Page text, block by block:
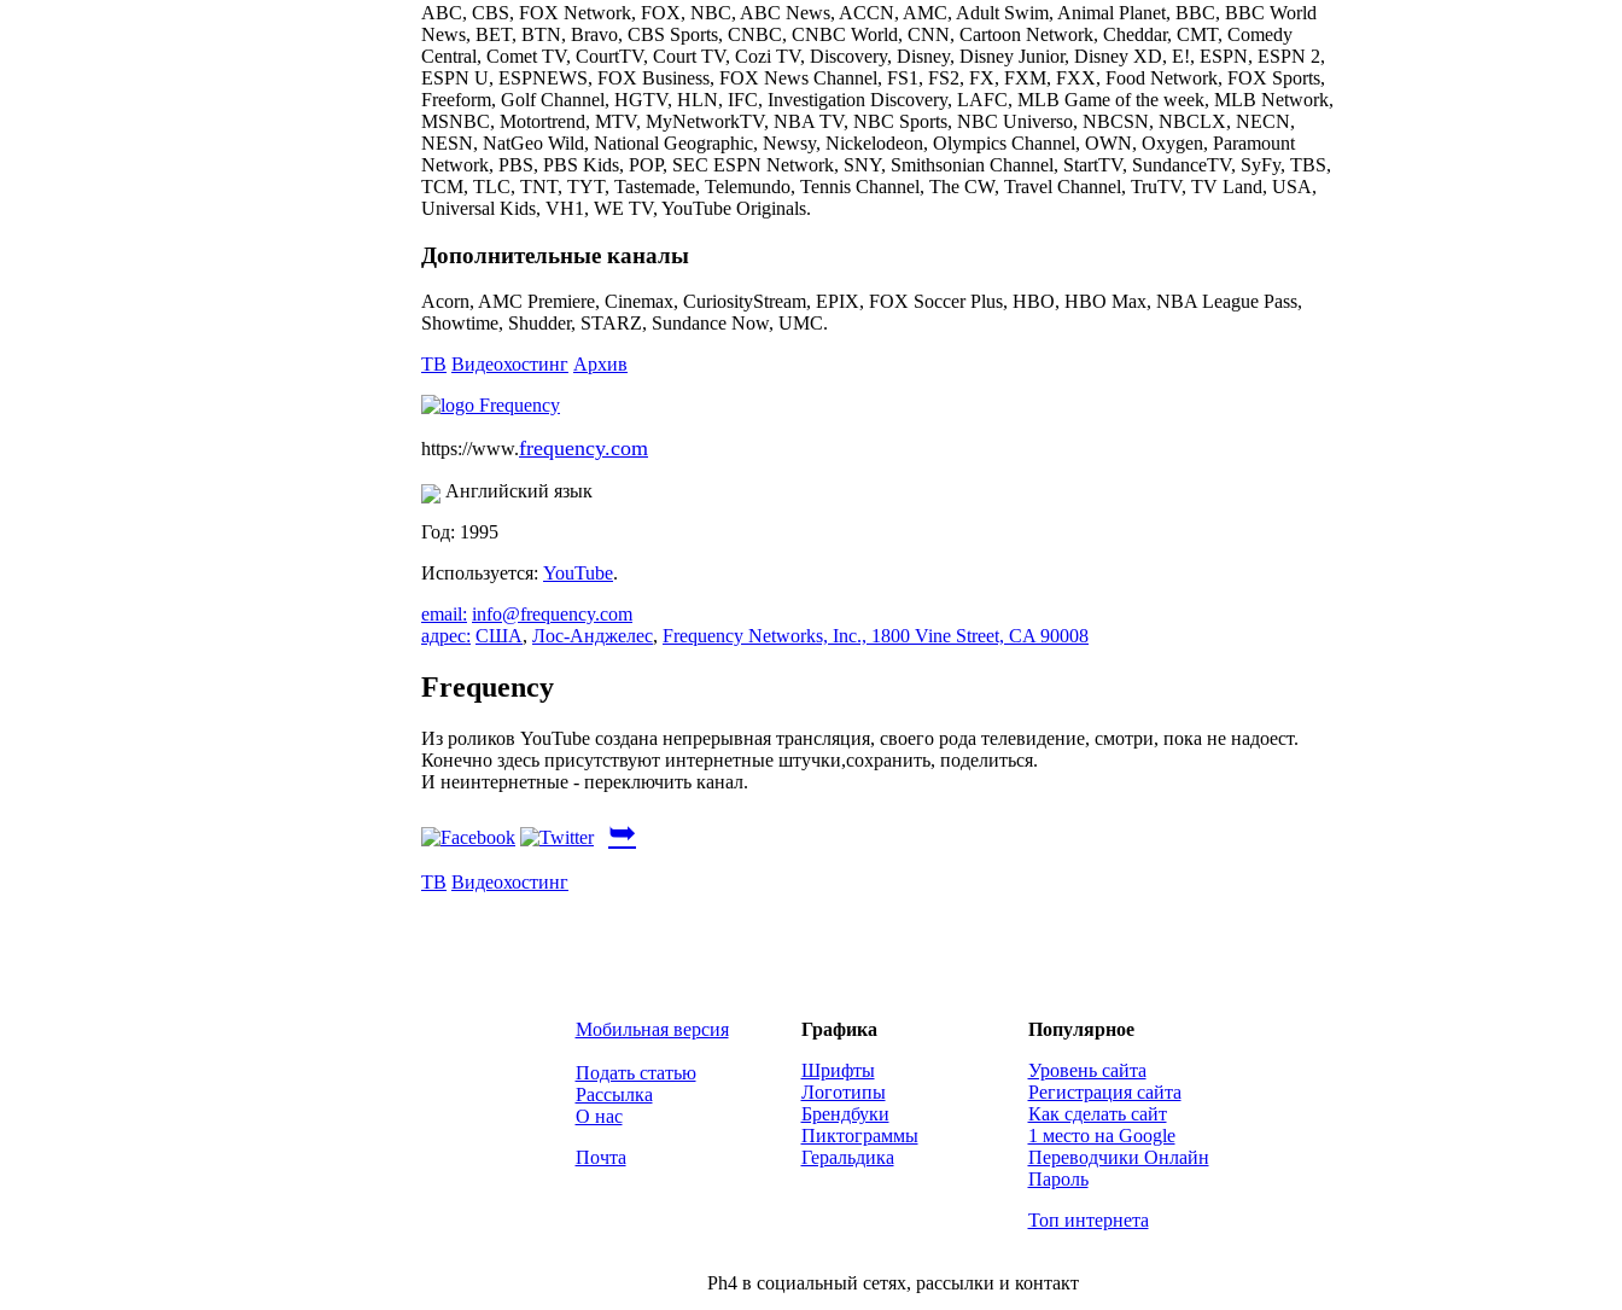
ABC, CBS, FOX Network, FOX, NBC, ABC News, ACCN, AMC, Adult Swim, Animal Planet, BBC, BBC World
News, BET, BTN, Bravo, CBS Sports, CNBC, CNBC World, CNN, Cartoon Network, Cheddar, CMT, Comedy
Central, Comet TV, CourtTV, Court TV, Cozi TV, Discovery, Disney, Disney Junior, Disney XD, E!, ESPN, ESPN 2,
ESPN U, ESPNEWS, FOX Business, FOX News Channel, FS1, FS2, FX, FXM, FXX, Food Network, FOX Sports,
Freeform, Golf Channel, HGTV, HLN, IFC, Investigation Discovery, LAFC, MLB Game of the week, MLB Network,
MSNBC, Motortrend, MTV, MyNetworkTV, NBA TV, NBC Sports, NBC Universo, NBCSN, NBCLX, NECN,
NESN, NatGeo Wild, National Geographic, Newsy, Nickelodeon, Olympics Channel, OWN, Oxygen, Paramount
Network, PBS, PBS Kids, POP, SEC ESPN Network, SNY, Smithsonian Channel, StartTV, SundanceTV, SyFy, TBS,
TCM, TLC, TNT, TYT, Tastemade, Telemundo, Tennis Channel, The CW, Travel Channel, TruTV, TV Land, USA,
Universal Kids, VH1, WE TV, YouTube Originals.
Дополнительные каналы
Acorn, AMC Premiere, Cinemax, CuriosityStream, EPIX, FOX Soccer Plus, HBO, HBO Max, NBA League Pass,
Showtime, Shudder, STARZ, Sundance Now, UMC.
ТВ Видеохостинг Архив
https://www.frequency.com
Английский язык
Год: 1995
Используется: YouTube.
email: info@frequency.com
адрес: США, Лос-Анджелес, Frequency Networks, Inc., 1800 Vine Street, CA 90008
Frequency
Из роликов YouTube создана непрерывная трансляция, своего рода телевидение, смотри, пока не надоест.
Конечно здесь присутствуют интернетные штучки,сохранить, поделиться.
И неинтернетные - переключить канал.
➥
ТВ Видеохостинг
Мобильная версия
Подать статью
Рассылка
О нас
Почта
Графика
Шрифты
Логотипы
Брендбуки
Пиктограммы
Геральдика
Популярное
Уровень сайта
Регистрация сайта
Как сделать сайт
1 место на Google
Переводчики Онлайн
Пароль
Топ интернета
Ph4 в социальный сетях, рассылки и контакт